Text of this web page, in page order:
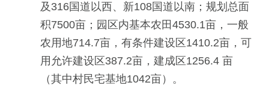
及316国道以西、新108国道以南；规划总面
积7500亩；园区内基本农田4530.1亩，一般
农用地714.7亩，有条件建设区1410.2亩，可
用允许建设区387.2亩，建成区1256.4 亩
（其中村民宅基地1042亩）。